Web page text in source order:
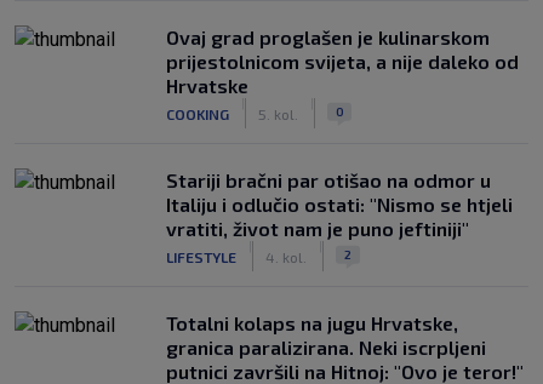
Ovaj grad proglašen je kulinarskom
prijestolnicom svijeta, a nije daleko od
Hrvatske
COOKING 5. kol. 0
Stariji bračni par otišao na odmor u
Italiju i odlučio ostati: "Nismo se htjeli
vratiti, život nam je puno jeftiniji"
LIFESTYLE 4. kol. 2
Totalni kolaps na jugu Hrvatske,
granica paralizirana. Neki iscrpljeni
putnici završili na Hitnoj: "Ovo je teror!"